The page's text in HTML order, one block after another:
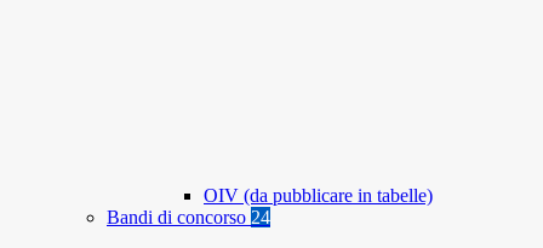
OIV (da pubblicare in tabelle)
Bandi di concorso 24